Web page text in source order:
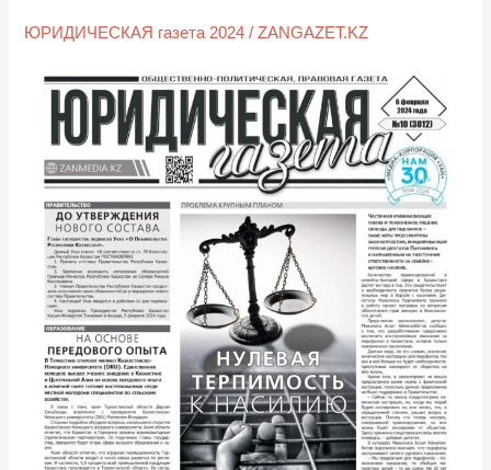
ЮРИДИЧЕСКАЯ газета 2024 /ZANGAZET.KZ
№10